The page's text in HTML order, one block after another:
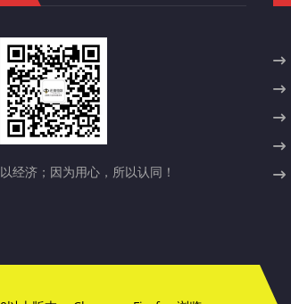
经济；因为用心，所以认同！